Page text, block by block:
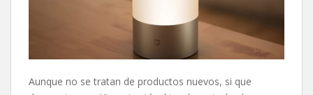
Aunque no se tratan de productos nuevos, si que